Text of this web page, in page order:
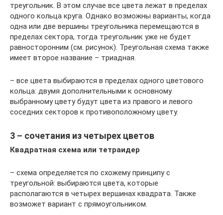
треугольник. В этом случае все цвета лежат в пределах
одного кольца круга. Однако возможны варианты, когда
одна или две вершины треугольника перемещаются в
пределах сектора, тогда треугольник уже не будет
равносторонним (см. рисунок). Треугольная схема также
имеет второе название – триадная.
– все цвета выбираются в пределах одного цветового
кольца: двумя дополнительными к основному
выбранному цвету будут цвета из правого и левого
соседних секторов к противоположному цвету.
3 – сочетания из четырех цветов
Квадратная схема или тетраидер
– схема определяется по схожему принципу с
треугольной: выбираются цвета, которые
располагаются в четырех вершинах квадрата. Также
возможет вариант с прямоугольником.